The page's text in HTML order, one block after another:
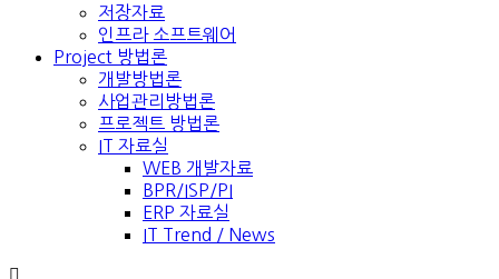
저장자료
인프라 소프트웨어
Project 방법론
개발방법론
사업관리방법론
프로젝트 방법론
IT 자료실
WEB 개발자료
BPR/ISP/PI
ERP 자료실
IT Trend / News